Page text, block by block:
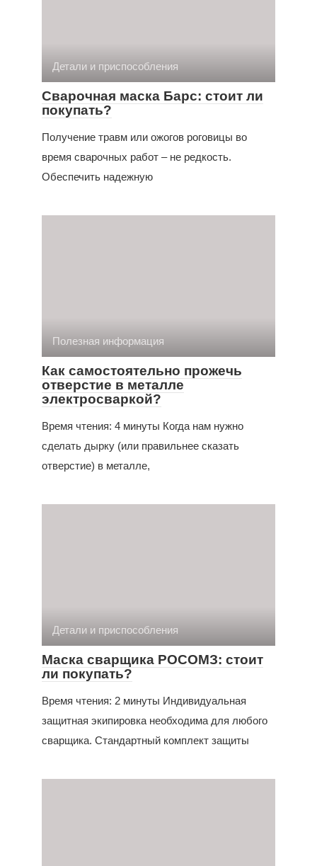
Детали и приспособления
Сварочная маска Барс: стоит ли
покупать?
Получение травм или ожогов роговицы во
время сварочных работ – не редкость.
Обеспечить надежную
Полезная информация
Как самостоятельно прожечь
отверстие в металле
электросваркой?
Время чтения: 4 минуты Когда нам нужно
сделать дырку (или правильнее сказать
отверстие) в металле,
Детали и приспособления
Маска сварщика РОСОМЗ: стоит
ли покупать?
Время чтения: 2 минуты Индивидуальная
защитная экипировка необходима для любого
сварщика. Стандартный комплект защиты